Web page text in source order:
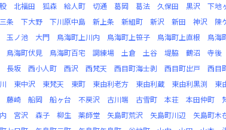
北福田 狐森 給人町 切通 葛岡 葛法 久保田 黒沢 下地
三条 下大野 下川原中島 新上条 新組町 新沢 新田 神沢 陳
玉ノ池 大門 鳥海町上川内 鳥海町上笹子 鳥海町上直根 鳥海
鳥海町伏見 鳥海町百宅 調練場 土倉 土谷 堤脇 鶴沼 寺後
長坂 西小人町 西沢 西梵天 西目町海士剥 西目町出戸 西目
東中沢 東梵天 東町 東由利老方 東由利蔵 東由利黒渕 東
藤崎 船岡 船ヶ台 不戻沢 古川端 古雪町 本荘 本田仲町
宮沢 森子 柳生 薬師堂 矢島町荒沢 矢島町川辺 矢島町木